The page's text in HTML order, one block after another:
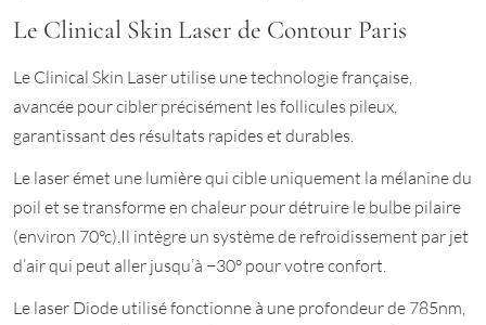
Le Clinical Skin Laser de Contour Paris
Le Clinical Skin Laser utilise une technologie française,
avancée pour cibler précisément les follicules pileux,
garantissant des résultats rapides et durables.
Le laser émet une lumière qui cible uniquement la mélanine du
poil et se transforme en chaleur pour détruire le bulbe pilaire
(environ 70°c).Il intègre un système de refroidissement par jet
d’air qui peut aller jusqu’à −30° pour votre confort.
Le laser Diode utilisé fonctionne à une profondeur de 785nm,